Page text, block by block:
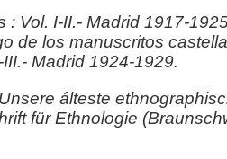
: Vol. I-II.- Madrid 1917-
de los manuscritos
.- Madrid 1924-1929.
álteste
für Ethnologie